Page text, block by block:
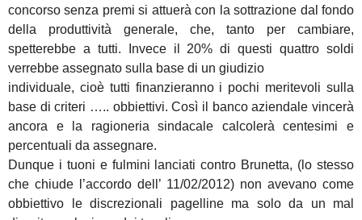
concorso senza premi si attuerà con la sottrazione dal fondo
della produttività generale, che, tanto per cambiare,
spetterebbe a tutti. Invece il 20% di questi quattro soldi
verrebbe assegnato sulla base di un giudizio
individuale, cioè tutti finanzieranno i pochi meritevoli sulla
base di criteri ….. obbiettivi. Così il banco aziendale vincerà
ancora e la ragioneria sindacale calcolerà centesimi e
percentuali da assegnare.
Dunque i tuoni e fulmini lanciati contro Brunetta, (lo stesso
che chiude l’accordo dell’ 11/02/2012) non avevano come
obbiettivo le discrezionali pagelline ma solo da un mal